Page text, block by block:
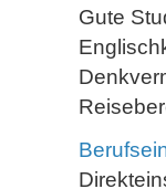
Gute